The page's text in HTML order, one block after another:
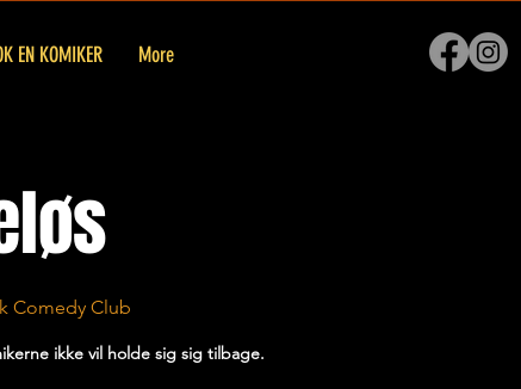
EN KOMIKER More
Comedy Club
ikke vil holde sig sig tilbage.